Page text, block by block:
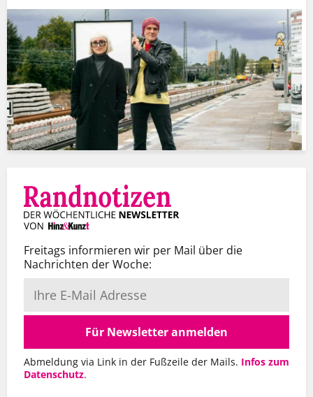
Freitags informieren wir per Mail über die
Nachrichten der Woche:
Für Newsletter anmelden
Abmeldung via Link in der Fußzeile der Mails. Infos zum
Datenschutz.